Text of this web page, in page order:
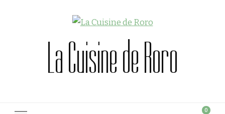
La Cuisine de Roro
0